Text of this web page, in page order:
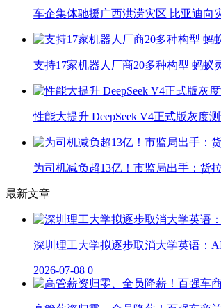
车企集体驰援广西洪涝灾区 比亚迪向
支持17家机器人厂商20多种构型 蚂蚁
性能大提升 DeepSeek V4正式版灰度
为司机减负超13亿！市监局出手：货
最新文章
深圳理工大学拟逐步取消大学英语：
2026-07-08 0